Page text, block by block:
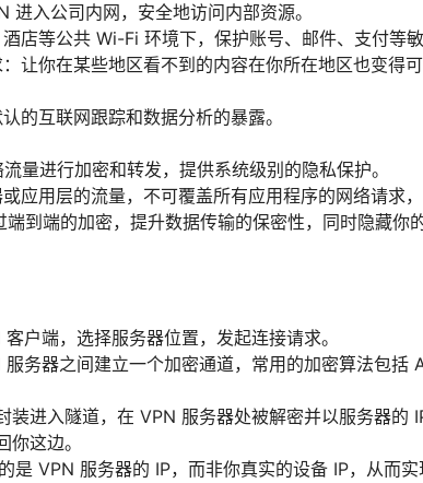
进入公司内网，安全地访问内部资源。
店等公共 Wi-Fi 环境下，保护账号、邮件、支付等
让你在某些地区看不到的内容在你所在地区也变得
的互联网跟踪和数据分析的暴露。
量进行加密和转发，提供系统级别的隐私保护。
应用层的流量，不可覆盖所有应用程序的网络请求
端到端的加密，提升数据传输的保密性，同时隐藏你
户端，选择服务器位置，发起连接请求。
务器之间建立一个加密通道，常用的加密算法包
装进入隧道，在 VPN 服务器处被解密并以服务器的
这边。
是 VPN 服务器的 IP，而非你真实的设备 IP，从而实